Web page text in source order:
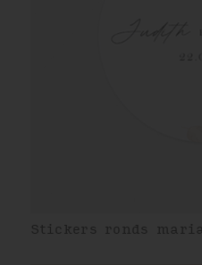
Stickers ronds